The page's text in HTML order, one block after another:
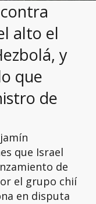
alto el
y
que
de
que Israel
de
el grupo chií
en disputa